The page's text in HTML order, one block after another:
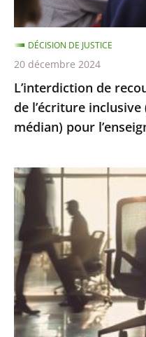
inclusive
(notamment
le
point
médian)
pour
l’enseignement
légale
L’interdiction de
de l’écriture
médian) pour
DÉCISION DE JUSTICE
20 décembre 2024
Présomption
de
démission
en
cas
d’abandon
de
poste
: